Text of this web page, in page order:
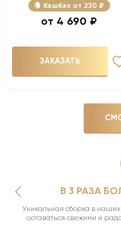
Кэшбэк 230 ₽
4 690 ₽
ЗАКАЗАТЬ
В 3 РАЗА
Уникальная сборка в
оставаться свежими и